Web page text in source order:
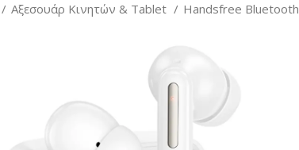
Αξεσουάρ Κινητών & Tablet Handsfree Bluetooth